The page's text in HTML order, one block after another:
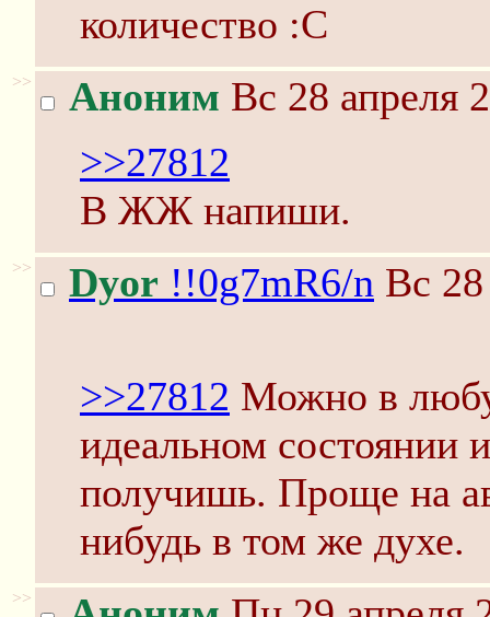
количество :С
>> Аноним Вс 28 апреля
>>27812
В ЖЖ напиши.
>> Dyor !!0g7mR6/n Вс
>>27812 Можно в
идеальном состоянии
получишь. Проще на
нибудь в том же духе.
>>